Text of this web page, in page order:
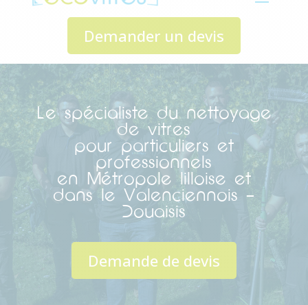
Demander un devis
Le spécialiste du nettoyage
de vitres
pour particuliers et
professionnels
en Métropole lilloise et
dans le Valenciennois –
Douaisis
Demande de devis